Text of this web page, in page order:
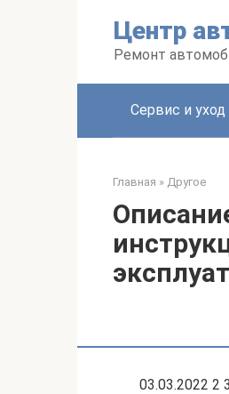
Центр
Ремонт
Сервис и уход
Главная » Другое
03.03.2022 2